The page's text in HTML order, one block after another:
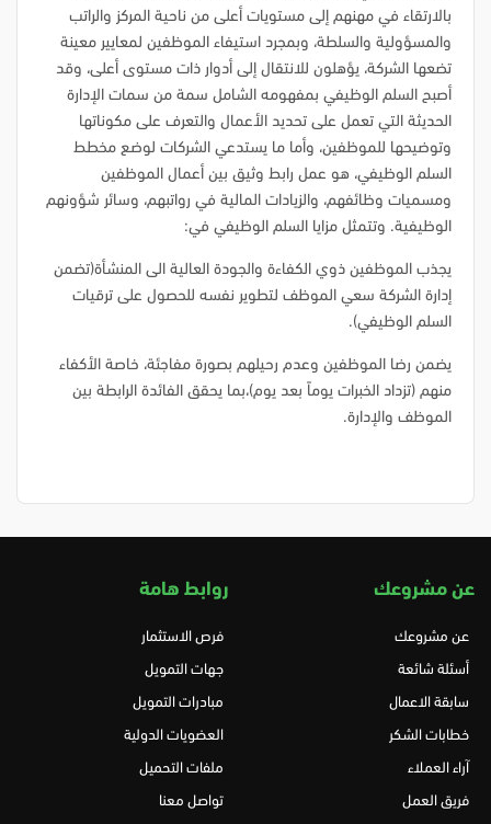
بالارتقاء في مهنهم إلى مستويات أعلى من ناحية المركز والراتب
والمسؤولية والسلطة، وبمجرد استيفاء الموظفين لمعايير معينة
تضعها الشركة، يؤهلون للانتقال إلى أدوار ذات مستوى أعلى، وقد
أصبح السلم الوظيفي بمفهومه الشامل سمة من سمات الإدارة
الحديثة التي تعمل على تحديد الأعمال والتعرف على مكوناتها
وتوضيحها للموظفين، وأما ما يستدعي الشركات لوضع مخطط
السلم الوظيفي، هو عمل رابط وثيق بين أعمال الموظفين
ومسميات وظائفهم، والزيادات المالية في رواتبهم، وسائر شؤونهم
الوظيفية. وتتمثل مزايا السلم الوظيفي في:
يجذب الموظفين ذوي الكفاءة والجودة العالية الى المنشأة(تضمن
إدارة الشركة سعي الموظف لتطوير نفسه للحصول على ترقيات
السلم الوظيفي).
يضمن رضا الموظفين وعدم رحيلهم بصورة مفاجئة، خاصة الأكفاء
منهم (تزداد الخبرات يوماً بعد يوم)،بما يحقق الفائدة الرابطة بين
الموظف والإدارة.
عن مشروعك
عن مشروعك
أسئلة شائعة
سابقة الاعمال
خطابات الشكر
آراء العملاء
فريق العمل
روابط هامة
فرص الاستثمار
جهات التمويل
مبادرات التمويل
العضويات الدولية
ملفات التحميل
تواصل معنا